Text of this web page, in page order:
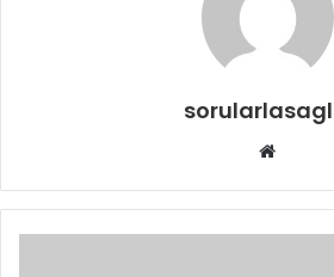
Web